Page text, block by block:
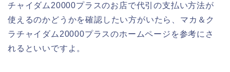
チャイダム20000プラスのお店で代引の支払い方法が
使えるのかどうかを確認したい方がいたら、マカ＆ク
ラチャイダム20000プラスのホームページを参考にさ
れるといいですよ。